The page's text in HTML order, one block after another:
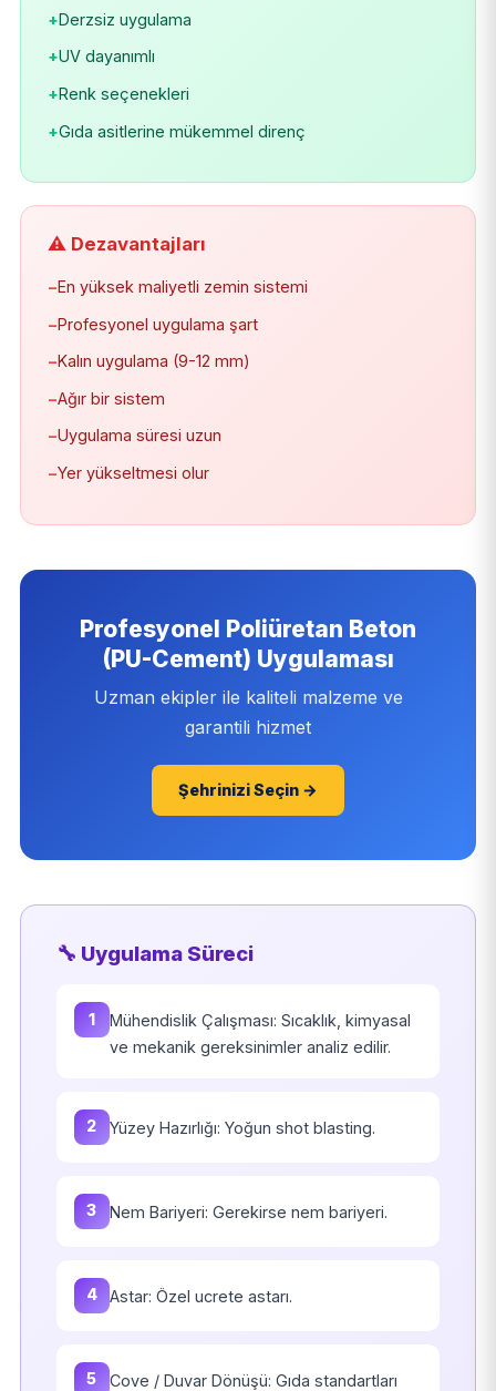
+Derzsiz uygulama
+UV dayanımlı
+Renk seçenekleri
+Gıda asitlerine mükemmel direnç
⚠️ Dezavantajları
−En yüksek maliyetli zemin sistemi
−Profesyonel uygulama şart
−Kalın uygulama (9-12 mm)
−Ağır bir sistem
−Uygulama süresi uzun
−Yer yükseltmesi olur
Profesyonel Poliüretan Beton
(PU-Cement) Uygulaması
Uzman ekipler ile kaliteli malzeme ve
garantili hizmet
Şehrinizi Seçin →
🔧 Uygulama Süreci
1
Mühendislik Çalışması: Sıcaklık, kimyasal
ve mekanik gereksinimler analiz edilir.
2 Yüzey Hazırlığı: Yoğun shot blasting.
3 Nem Bariyeri: Gerekirse nem bariyeri.
4 Astar: Özel ucrete astarı.
5 Cove / Duvar Dönüşü: Gıda standartları